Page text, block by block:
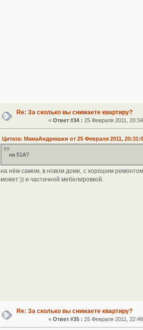
Re: За сколько вы снимаете квартиру?
«Ответ #34 : 25 Февраля 2011,
Цитата: МамаАндрюшки от 25 Февраля 2011,
на 51А?
на нём самом, в новом доме, с хорошим
может:)) и частичной мебелировкой.
Re: За сколько вы снимаете квартиру?
«Ответ #35 : 25 Февраля 2011,